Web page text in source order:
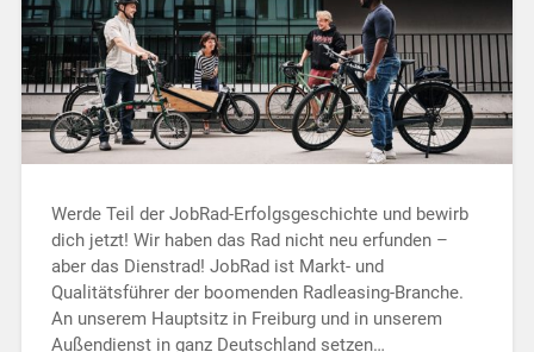
Werde Teil der JobRad-Erfolgsgeschichte und bewirb
dich jetzt! Wir haben das Rad nicht neu erfunden –
aber das Dienstrad! JobRad ist Markt- und
Qualitätsführer der boomenden Radleasing-Branche.
An unserem Hauptsitz in Freiburg und in unserem
Außendienst in ganz Deutschland setzen…